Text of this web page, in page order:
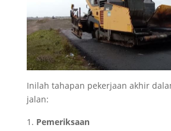
Inilah tahapan pekerjaan akhir
jalan:
Pemeriksaan